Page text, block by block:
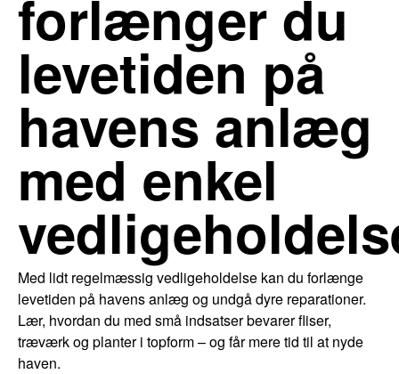
forlænger du
levetiden på
havens anlæg
med enkel
Med lidt regelmæssig vedligeholdelse kan du forlænge
levetiden på havens anlæg og undgå dyre reparationer.
Lær, hvordan du med små indsatser bevarer fliser,
træværk og planter i topform – og får mere tid til at nyde
haven.